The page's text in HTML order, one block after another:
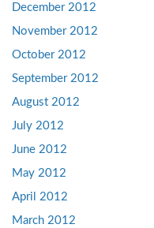
December 2012
November 2012
October 2012
September 2012
August 2012
July 2012
June 2012
May 2012
April 2012
March 2012